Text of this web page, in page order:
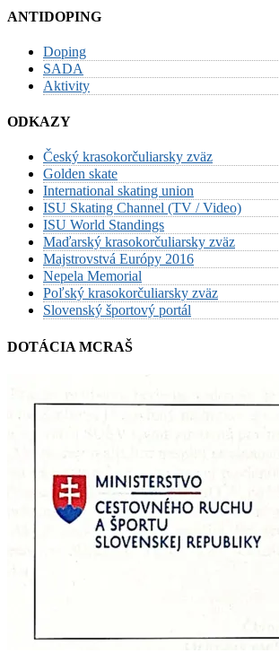
ANTIDOPING
Doping
SADA
Aktivity
ODKAZY
Český krasokorčuliarsky zväz
Golden skate
International skating union
ISU Skating Channel (TV / Video)
ISU World Standings
Maďarský krasokorčuliarsky zväz
Majstrovstvá Európy 2016
Nepela Memorial
Poľský krasokorčuliarsky zväz
Slovenský športový portál
DOTÁCIA MCRAŠ